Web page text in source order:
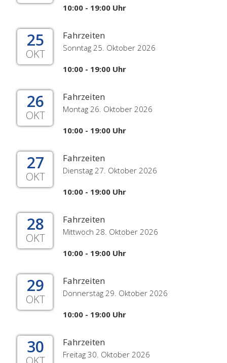
10:00 - 19:00 Uhr
25
OKT
Fahrzeiten
Sonntag 25. Oktober 2026
10:00 - 19:00 Uhr
26
OKT
Fahrzeiten
Montag 26. Oktober 2026
10:00 - 19:00 Uhr
27
OKT
Fahrzeiten
Dienstag 27. Oktober 2026
10:00 - 19:00 Uhr
28
OKT
Fahrzeiten
Mittwoch 28. Oktober 2026
10:00 - 19:00 Uhr
29
OKT
Fahrzeiten
Donnerstag 29. Oktober 2026
10:00 - 19:00 Uhr
30 Fahrzeiten
Freitag 30. Oktober 2026